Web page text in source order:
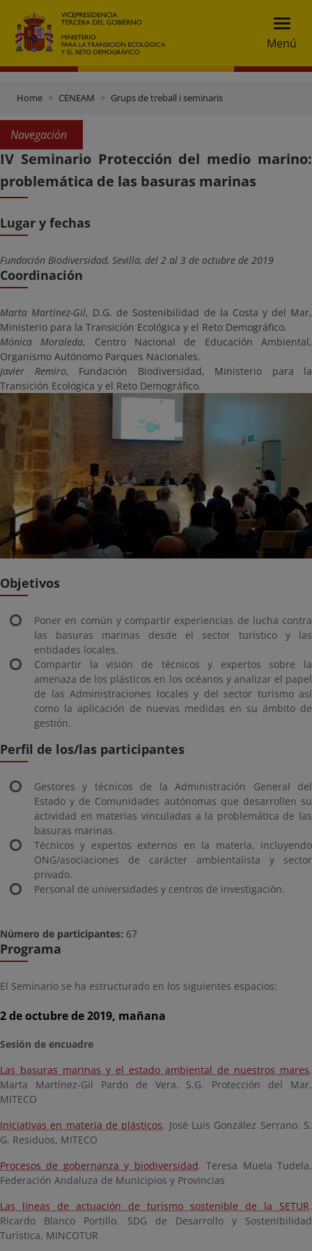
Menú
Home CENEAM Grups de treball i seminaris
Navegación
IV Seminario Protección del medio marino:
problemática de las basuras marinas
Lugar y fechas
Fundación Biodiversidad, Sevilla, del 2 al 3 de octubre de 2019
Coordinación
Marta Martínez-Gil, D.G. de Sostenibilidad de la Costa y del Mar,
Ministerio para la Transición Ecológica y el Reto Demográfico.
Mónica Moraleda, Centro Nacional de Educación Ambiental,
Organismo Autónomo Parques Nacionales.
Javier Remiro, Fundación Biodiversidad, Ministerio para la
Transición Ecológica y el Reto Demográfico.
Objetivos
Poner en común y compartir experiencias de lucha contra
las basuras marinas desde el sector turístico y las
entidades locales.
Compartir la visión de técnicos y expertos sobre la
amenaza de los plásticos en los océanos y analizar el papel
de las Administraciones locales y del sector turismo así
como la aplicación de nuevas medidas en su ámbito de
gestión.
Perfil de los/las participantes
Gestores y técnicos de la Administración General del
Estado y de Comunidades autónomas que desarrollen su
actividad en materias vinculadas a la problemática de las
basuras marinas.
Técnicos y expertos externos en la materia, incluyendo
ONG/asociaciones de carácter ambientalista y sector
privado.
Personal de universidades y centros de investigación.
Número de participantes: 67
Programa
El Seminario se ha estructurado en los siguientes espacios:
2 de octubre de 2019, mañana
Sesión de encuadre
Las basuras marinas y el estado ambiental de nuestros mares.
Marta Martínez-Gil Pardo de Vera. S.G. Protección del Mar,
MITECO
Iniciativas en materia de plásticos. José Luis González Serrano. S.
G. Residuos, MITECO
Procesos de gobernanza y biodiversidad. Teresa Muela Tudela.
Federación Andaluza de Municipios y Provincias
Las líneas de actuación de turismo sostenible de la SETUR.
Ricardo Blanco Portillo. SDG de Desarrollo y Sostenibilidad
Turística, MINCOTUR